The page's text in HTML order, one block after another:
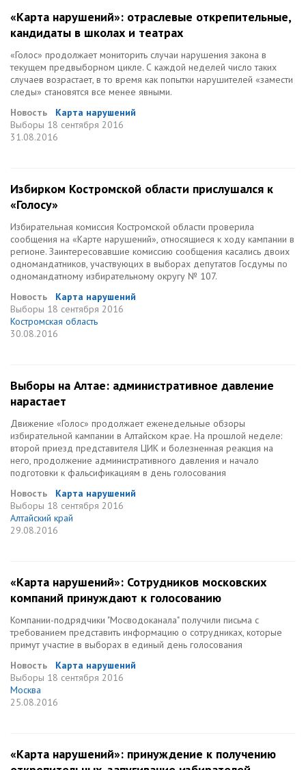
«Карта нарушений»: отраслевые открепительные,
кандидаты в школах и театрах
«Голос» продолжает мониторить случаи нарушения закона в
текущем предвыборном цикле. С каждой неделей число таких
случаев возрастает, в то время как попытки нарушителей «замести
следы» становятся все менее явными.
Новость
Карта нарушений
Выборы 18 сентября 2016
31.08.2016
Избирком Костромской области прислушался к
«Голосу»
Избирательная комиссия Костромской области проверила
сообщения на «Карте нарушений», относящиеся к ходу кампании в
регионе. Заинтересовавшие комиссию сообщения касались двоих
одномандатников, участвуюцих в выборах депутатов Госдумы по
одномандатному избирательному округу № 107.
Новость
Карта нарушений
Выборы 18 сентября 2016
Костромская область
30.08.2016
Выборы на Алтае: административное давление
нарастает
Движение «Голос» продолжает еженедельные обзоры
избирательной кампании в Алтайском крае. На прошлой неделе:
второй приезд представителя ЦИК и болезненная реакция на
него, продолжение административного давления и начало
подготовки к фальсификациям в день голосования
Новость
Карта нарушений
Выборы 18 сентября 2016
Алтайский край
29.08.2016
«Карта нарушений»: Сотрудников московских
компаний принуждают к голосованию
Компании-подрядчики "Мосводоканала" получили письма с
требованием представить информацию о сотрудниках, которые
примут участие в выборах в единый день голосования
Новость
Карта нарушений
Выборы 18 сентября 2016
Москва
25.08.2016
«Карта нарушений»: принуждение к получению